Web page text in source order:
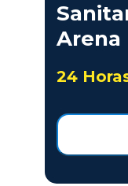
Arena
24